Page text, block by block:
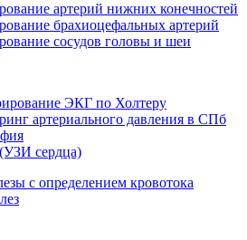
артерий нижних конечностей
брахиоцефальных артерий
сосудов головы и шеи
ЭКГ по Холтеру
артериального давления в СПб
сердца)
с определением кровотока